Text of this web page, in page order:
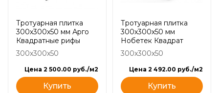
Тротуарная плитка
300х300х50 мм Арго
Квадратные рифы
300x300x50
Цена 2 500.00 руб./м2
Купить
Тротуарная плитка
300х300х50 мм
Нобетек Квадрат
300x300x50
Цена 2 492.00 руб./м2
Купить